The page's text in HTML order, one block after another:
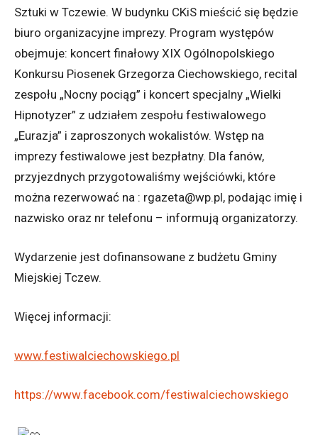
Sztuki w Tczewie. W budynku CKiS mieścić się będzie
biuro organizacyjne imprezy. Program występów
obejmuje: koncert finałowy XIX Ogólnopolskiego
Konkursu Piosenek Grzegorza Ciechowskiego, recital
zespołu „Nocny pociąg” i koncert specjalny „Wielki
Hipnotyzer” z udziałem zespołu festiwalowego
„Eurazja” i zaproszonych wokalistów. Wstęp na
imprezy festiwalowe jest bezpłatny. Dla fanów,
przyjezdnych przygotowaliśmy wejściówki, które
można rezerwować na : rgazeta@wp.pl, podając imię i
nazwisko oraz nr telefonu – informują organizatorzy.
Wydarzenie jest dofinansowane z budżetu Gminy
Miejskiej Tczew.
Więcej informacji:
www.festiwalciechowskiego.pl
https://www.facebook.com/festiwalciechowskiego